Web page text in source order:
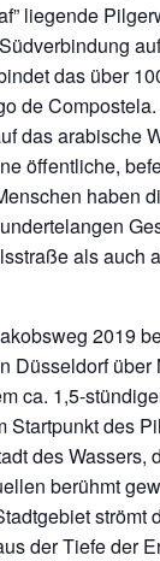
liegende
das über
de
das arabische
öffentliche,
haben
als auch
2019
Düsseldorf über
ca. 1,5-
Startpunkt des
des Wassers,
berühmt
strömt
der Tiefe der